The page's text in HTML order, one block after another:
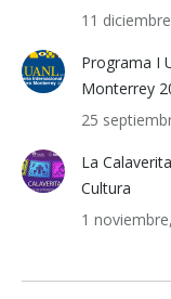
11
Programa I
Monterrey
25
La
Cultura
1